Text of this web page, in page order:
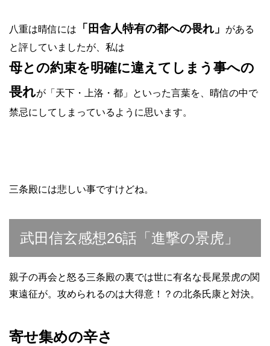
八重は晴信には 「田舎人特有の都への畏れ」
がある
と評していましたが、私は
母との約束を明確に違えてしまう事への
畏れが「天下・上洛・都」といった言葉を、晴信の中で
禁忌にしてしまっているように思います。
三条殿には悲しい事ですけどね。
武田信玄感想26話「進撃の景虎」
親子の再会と怒る三条殿の裏では世に有名な長尾景虎の関
東遠征が。攻められるのは大得意！？の北条氏康と対決。
寄せ集めの辛さ